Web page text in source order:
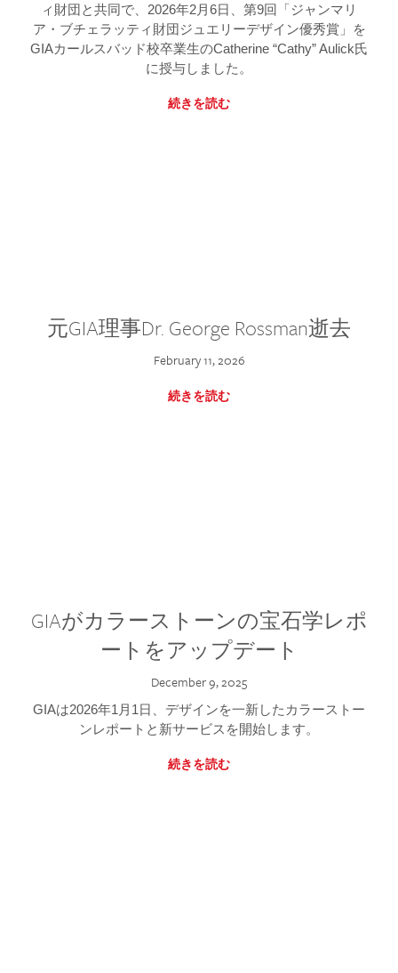
ィ財団と共同で、2026年2月6日、第9回「ジャンマリ
ア・ブチェラッティ財団ジュエリーデザイン優秀賞」を
GIAカールスバッド校卒業生のCatherine “Cathy” Aulick氏
に授与しました。
続きを読む
元GIA理事Dr. George Rossman逝去
February 11, 2026
続きを読む
GIAがカラーストーンの宝石学レポ
ートをアップデート
December 9, 2025
GIAは2026年1月1日、デザインを一新したカラーストー
ンレポートと新サービスを開始します。
続きを読む